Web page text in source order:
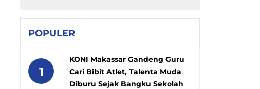
POPULER
1
KONI Makassar Gandeng Guru
Cari Bibit Atlet, Talenta Muda
Diburu Sejak Bangku Sekolah